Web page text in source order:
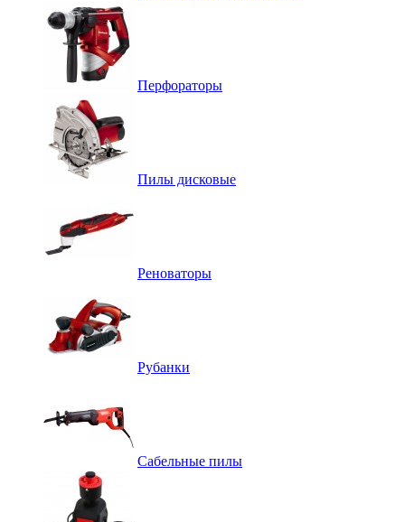
Перфораторы
Пилы дисковые
Реноваторы
Рубанки
Сабельные пилы